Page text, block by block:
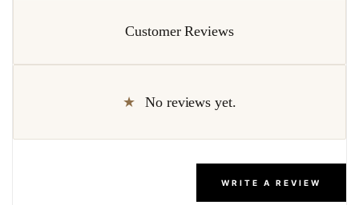
Customer Reviews
No reviews yet.
WRITE A REVIEW